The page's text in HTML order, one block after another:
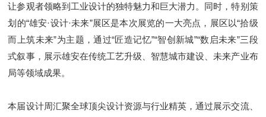
让参观者领略到工业设计的独特魅力和巨大潜力。同时，特别策
划的“雄安·设计·未来”展区是本次展览的一大亮点，展区以“拾级
而上筑未来”为主题，通过“匠造记忆”“智创新城”“数启未来”三段
式叙事，展示雄安在传统工艺升级、智慧城市建设、未来产业布
局等领域成果。
本届设计周汇聚全球顶尖设计资源与行业精英，通过展示交流、